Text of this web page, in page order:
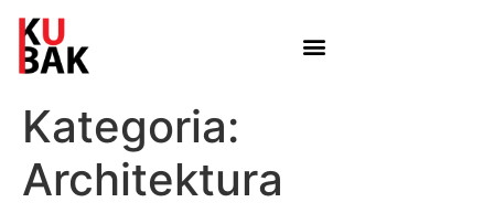
Kategoria:
Architektura